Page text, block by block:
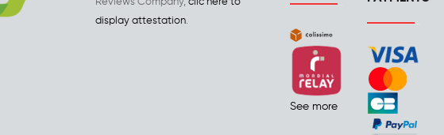
See more
display attestation.